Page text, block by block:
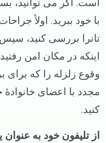
است. اگر می توانید،
با خود ببرید. اولأ
تانرا بررسی کنید،
اینکه در مکان امن
وقوع زلزله را که برای
مجدد با اعضای خانوادهٔ
کنید.
از تلیفون خود به